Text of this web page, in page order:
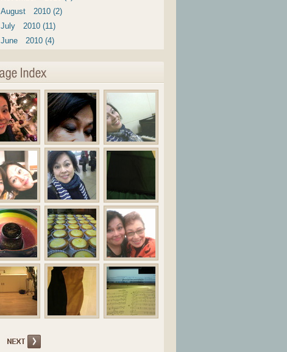
August 2010 (2)
July 2010 (11)
June 2010 (4)